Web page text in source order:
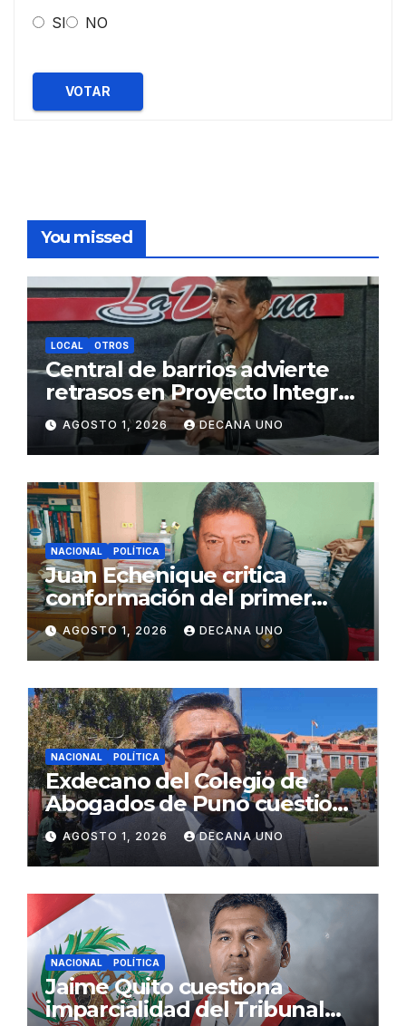
SI NO
VOTAR
You missed
LOCAL OTROS
Central de barrios advierte
retrasos en Proyecto Integral
de Agua y Alcantarillado para
Juliaca
AGOSTO 1, 2026 DECANA UNO
NACIONAL POLÍTICA
Juan Echenique critica
conformación del primer
gabinete ministerial de Keiko
Fujimori
AGOSTO 1, 2026 DECANA UNO
NACIONAL POLÍTICA
Exdecano del Colegio de
Abogados de Puno cuestiona
propuestas sobre seguridad
ciudadana
AGOSTO 1, 2026 DECANA UNO
NACIONAL POLÍTICA
Jaime Quito cuestiona
imparcialidad del Tribunal